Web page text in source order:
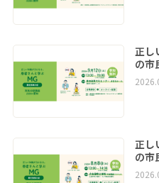
正し
の市
正し
の市